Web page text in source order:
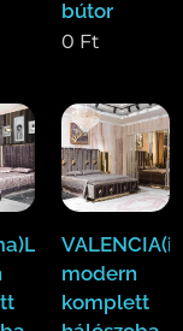
bútor
0 Ft
modern
komplett